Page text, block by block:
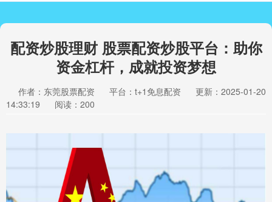
配资炒股理财 股票配资炒股平台：助你
资金杠杆，成就投资梦想
作者：东莞股票配资 平台：t+1免息配资
更新：2025-01-20
14:33:19
阅读：200